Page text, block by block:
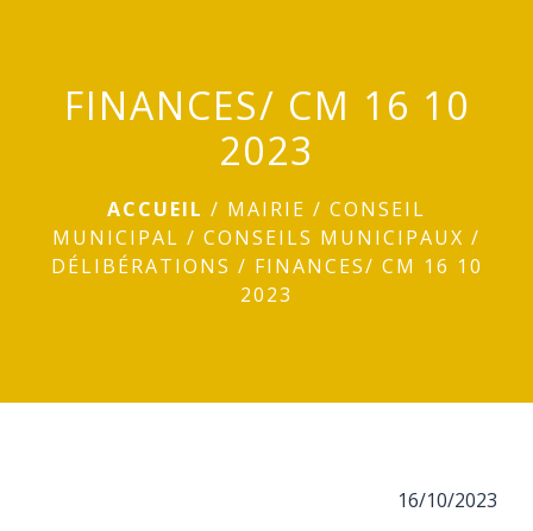
FINANCES/ CM 16 10
2023
ACCUEIL / MAIRIE / CONSEIL
MUNICIPAL / CONSEILS MUNICIPAUX /
DÉLIBÉRATIONS / FINANCES/ CM 16 10
2023
16/10/2023